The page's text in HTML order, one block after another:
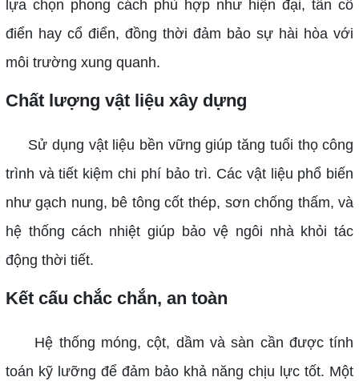
lựa chọn phong cách phù hợp như hiện đại, tân cổ
điển hay cổ điển, đồng thời đảm bảo sự hài hòa với
môi trường xung quanh.
Chất lượng vật liệu xây dựng
Sử dụng vật liệu bền vững giúp tăng tuổi thọ công
trình và tiết kiệm chi phí bảo trì. Các vật liệu phổ biến
như gạch nung, bê tông cốt thép, sơn chống thấm, và
hệ thống cách nhiệt giúp bảo vệ ngôi nhà khỏi tác
động thời tiết.
Kết cấu chắc chắn, an toàn
Hệ thống móng, cột, dầm và sàn cần được tính
toán kỹ lưỡng để đảm bảo khả năng chịu lực tốt. Một